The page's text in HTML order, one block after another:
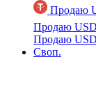
Продаю
Продаю
Продаю
Своп.